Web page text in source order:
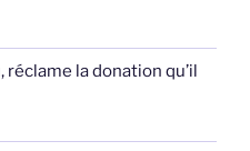
réclame la donation qu’il